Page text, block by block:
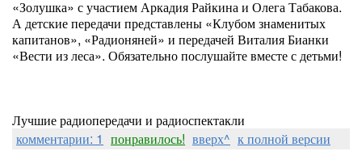
«Золушка» с участием Аркадия Райкина и Олега Табакова.
А детские передачи представлены «Клубом знаменитых
капитанов», «Радионяней» и передачей Виталия Бианки
«Вести из леса». Обязательно послушайте вместе с детьми!
Лучшие радиопередачи и радиоспектакли
комментарии: 1 понравилось! вверх^ к полной версии